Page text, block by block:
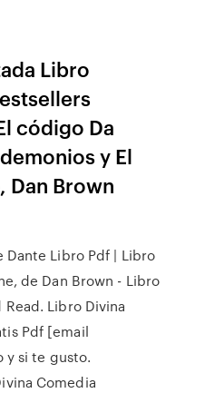
Libro
código Da
y El
Brown
Dante Libro Pdf | Libro
de Dan Brown - Libro
Libro Divina
Pdf [email
si te gusto.
Comedia